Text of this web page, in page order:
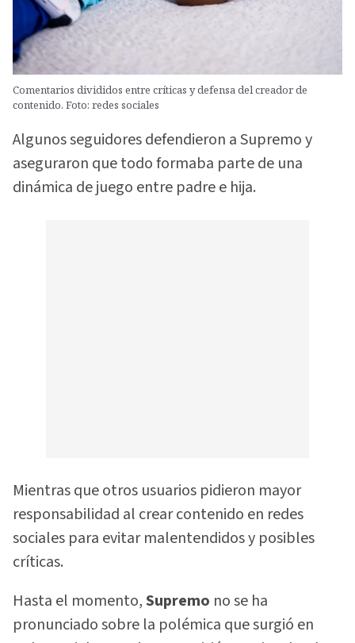
Comentarios divididos entre críticas y defensa del creador de
contenido. Foto: redes sociales
Algunos seguidores defendieron a Supremo y
aseguraron que todo formaba parte de una
dinámica de juego entre padre e hija.
Mientras que otros usuarios pidieron mayor
responsabilidad al crear contenido en redes
sociales para evitar malentendidos y posibles
críticas.
Hasta el momento,Supremo no se ha
pronunciado sobre la polémica que surgió en